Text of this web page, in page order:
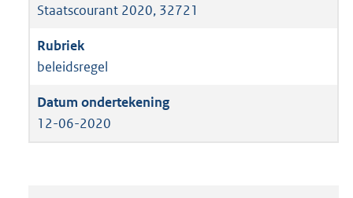
Staatscourant 2020, 32721
beleidsregel
12-06-2020